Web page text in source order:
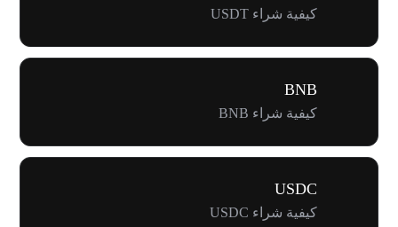
كيفية شراء USDT
BNB
كيفية شراء BNB
USDC
كيفية شراء USDC